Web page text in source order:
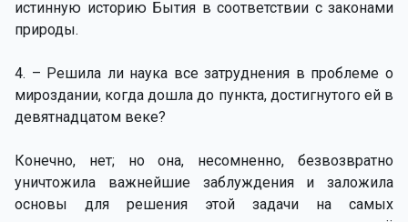
истинную историю Бытия в соответствии с законами
природы.
4. – Решила ли наука все затруднения в проблеме о
мироздании, когда дошла до пункта, достигнутого ей в
девятнадцатом веке?
Конечно, нет; но она, несомненно, безвозвратно
уничтожила важнейшие заблуждения и заложила
основы для решения этой задачи на самых